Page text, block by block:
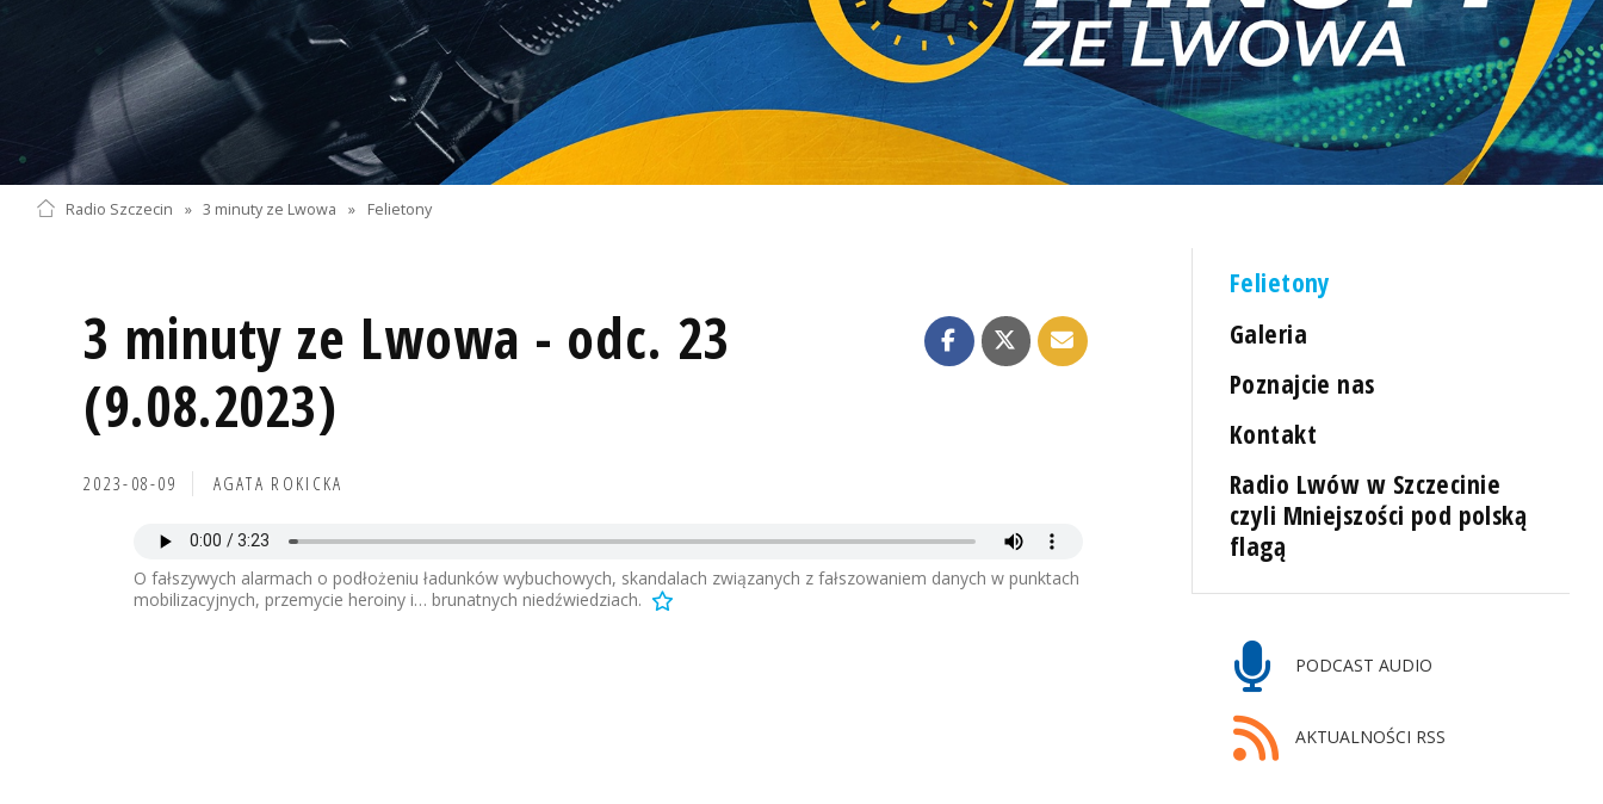
Radio Szczecin » 3 minuty ze Lwowa » Felietony
3 minuty ze Lwowa - odc. 23
(9.08.2023)
2023-08-09 AGATA ROKICKA
O fałszywych alarmach o podłożeniu ładunków wybuchowych, skandalach związanych z fałszowaniem danych w punktach
mobilizacyjnych, przemycie heroiny i… brunatnych niedźwiedziach.
Felietony
Galeria
Poznajcie nas
Kontakt
Radio Lwów w Szczecinie
czyli Mniejszości pod polską
flagą
PODCAST AUDIO
AKTUALNOŚCI RSS